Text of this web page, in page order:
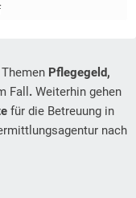
Pflegegeld,
Fall . Weiterhin gehen
für die Betreuung in
nach